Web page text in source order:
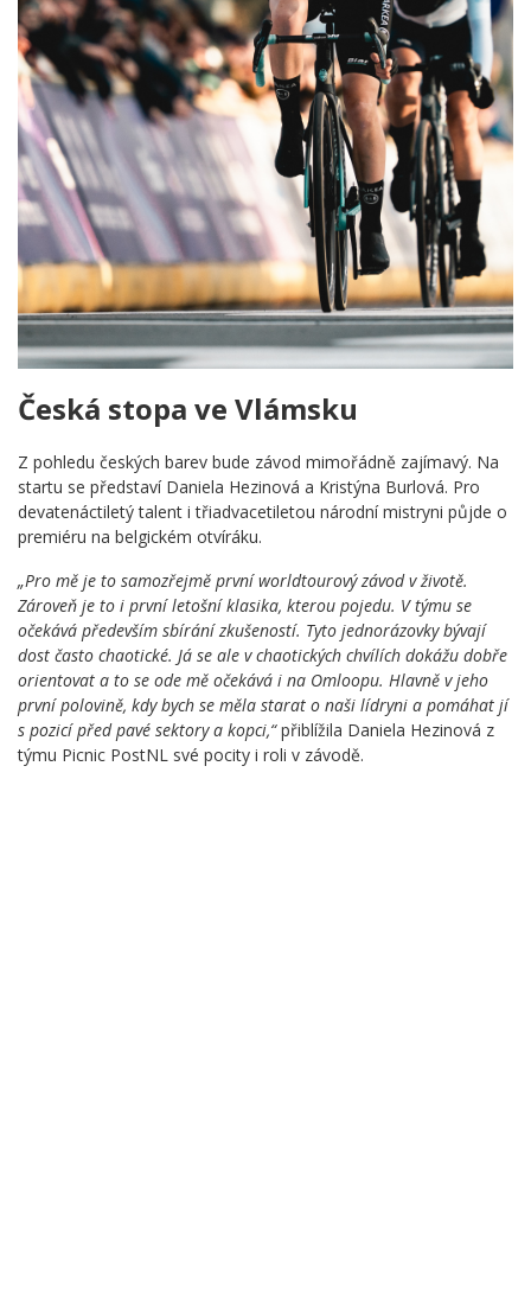
Česká stopa ve Vlámsku
Z pohledu českých barev bude závod mimořádně zajímavý. Na
startu se představí Daniela Hezinová a Kristýna Burlová. Pro
devatenáctiletý talent i třiadvacetiletou národní mistryni půjde o
premiéru na belgickém otvíráku.
„Pro mě je to samozřejmě první worldtourový závod v životě.
Zároveň je to i první letošní klasika, kterou pojedu. V týmu se
očekává především sbírání zkušeností. Tyto jednorázovky bývají
dost často chaotické. Já se ale v chaotických chvílích dokážu dobře
orientovat a to se ode mě očekává i na Omloopu. Hlavně v jeho
první polovině, kdy bych se měla starat o naši lídryni a pomáhat jí
s pozicí před pavé sektory a kopci,“přiblížila Daniela Hezinová z
týmu Picnic PostNL své pocity i roli v závodě.